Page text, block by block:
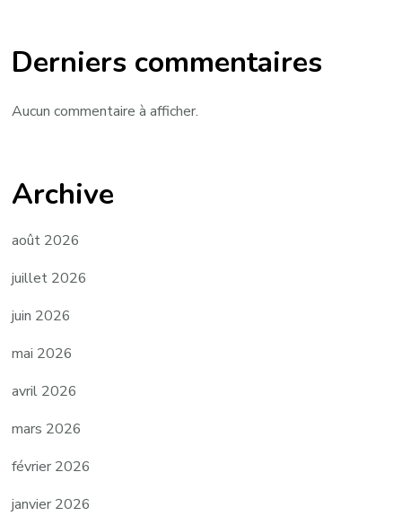
Derniers commentaires
Aucun commentaire à afficher.
Archive
août 2026
juillet 2026
juin 2026
mai 2026
avril 2026
mars 2026
février 2026
janvier 2026